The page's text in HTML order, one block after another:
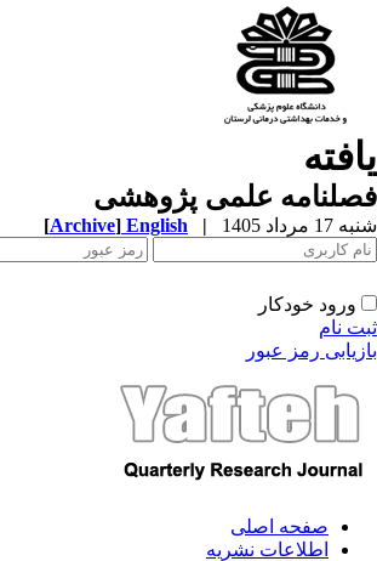
علمی پژوهشی
مرداد 1405 |
English
[Archive]
ورود خودکار
نام
رمز عبور
صفحه اصلی
اطلاعات نشریه